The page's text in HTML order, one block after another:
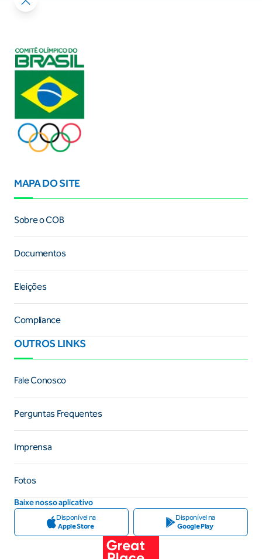
MAPA DO SITE
Sobre o COB
Documentos
Eleições
Compliance
OUTROS LINKS
Fale Conosco
Perguntas Frequentes
Imprensa
Fotos
Baixe nosso aplicativo
Disponível na
Apple Store
Disponível na
Google Play